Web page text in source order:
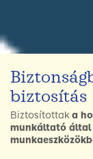
biztosítás
Biztosítottaka
munkáltató által